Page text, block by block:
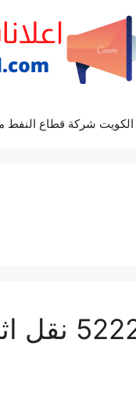
شركة قطاع النفط
نقل عفش ابو